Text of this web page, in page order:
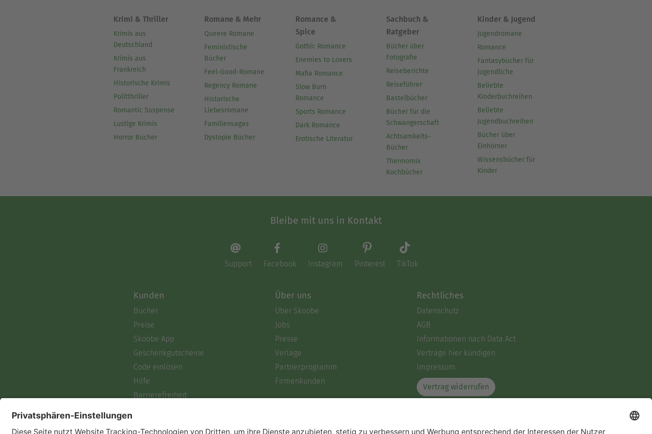
Krimi & Thriller
Krimis aus
Deutschland
Krimis aus
Frankreich
Historische Krimis
Politthriller
Romantic Suspense
Lustige Krimis
Horror Bücher
Romane & Mehr
Queere Romane
Feministische
Bücher
Feel-Good-Romane
Regency Romane
Historische
Liebesromane
Familiensagas
Dystopie Bücher
Romance &
Spice
Gothic Romance
Enemies to Lovers
Mafia Romance
Slow Burn
Romance
Sports Romance
Dark Romance
Erotische Literatur
Sachbuch &
Ratgeber
Bücher über
Fotografie
Reiseberichte
Reiseführer
Bastelbücher
Bücher für die
Schwangerschaft
Achtsamkeits-
Bücher
Thermomix
Kochbücher
Kinder & Jugend
Jugendromane
Romance
Fantasybücher für
Jugendliche
Beliebte
Kinderbuchreihen
Beliebte
Jugendbuchreihen
Bücher über
Einhörner
Wissensbücher für
Kinder
Bleibe mit uns in Kontakt
Support Facebook Instagram Pinterest TikTok
Kunden
Bücher
Preise
Skoobe App
Geschenkgutscheine
Code einlösen
Hilfe
Barrierefreiheit
Über uns
Über Skoobe
Jobs
Presse
Verlage
Partnerprogramm
Firmenkunden
Rechtliches
Datenschutz
AGB
Informationen nach Data Act
Verträge hier kündigen
Impressum
Vertrag widerrufen